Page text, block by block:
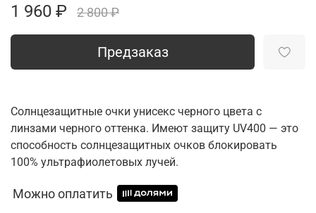
1 960 ₽ 2 800 ₽
Предзаказ
Солнцезащитные очки унисекс черного цвета с
линзами черного оттенка. Имеют защиту UV400 — это
способность солнцезащитных очков блокировать
100% ультрафиолетовых лучей.
Можно оплатить